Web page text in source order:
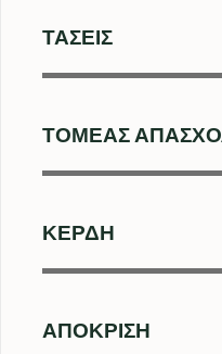
ΤΆΣΕΙΣ
ΤΟΜΈΑΣ
ΚΈΡΔΗ
ΑΠΌΚΡΙΣΗ